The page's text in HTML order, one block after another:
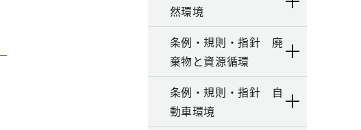
然環境
条例・規則・指針 廃
棄物と資源循環
条例・規則・指針 自
動車環境